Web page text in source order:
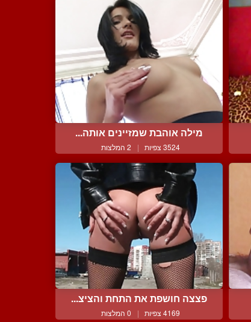
מילה אוהבת שמזיינים אותה...
3524 צפיות | 2 המלצות
פצצה חושפת את התחת והציצ...
4169 צפיות | 0 המלצות